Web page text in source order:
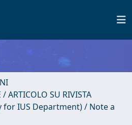
/ ARTICOLO SU RIVISTA
for IUS Department) / Note a